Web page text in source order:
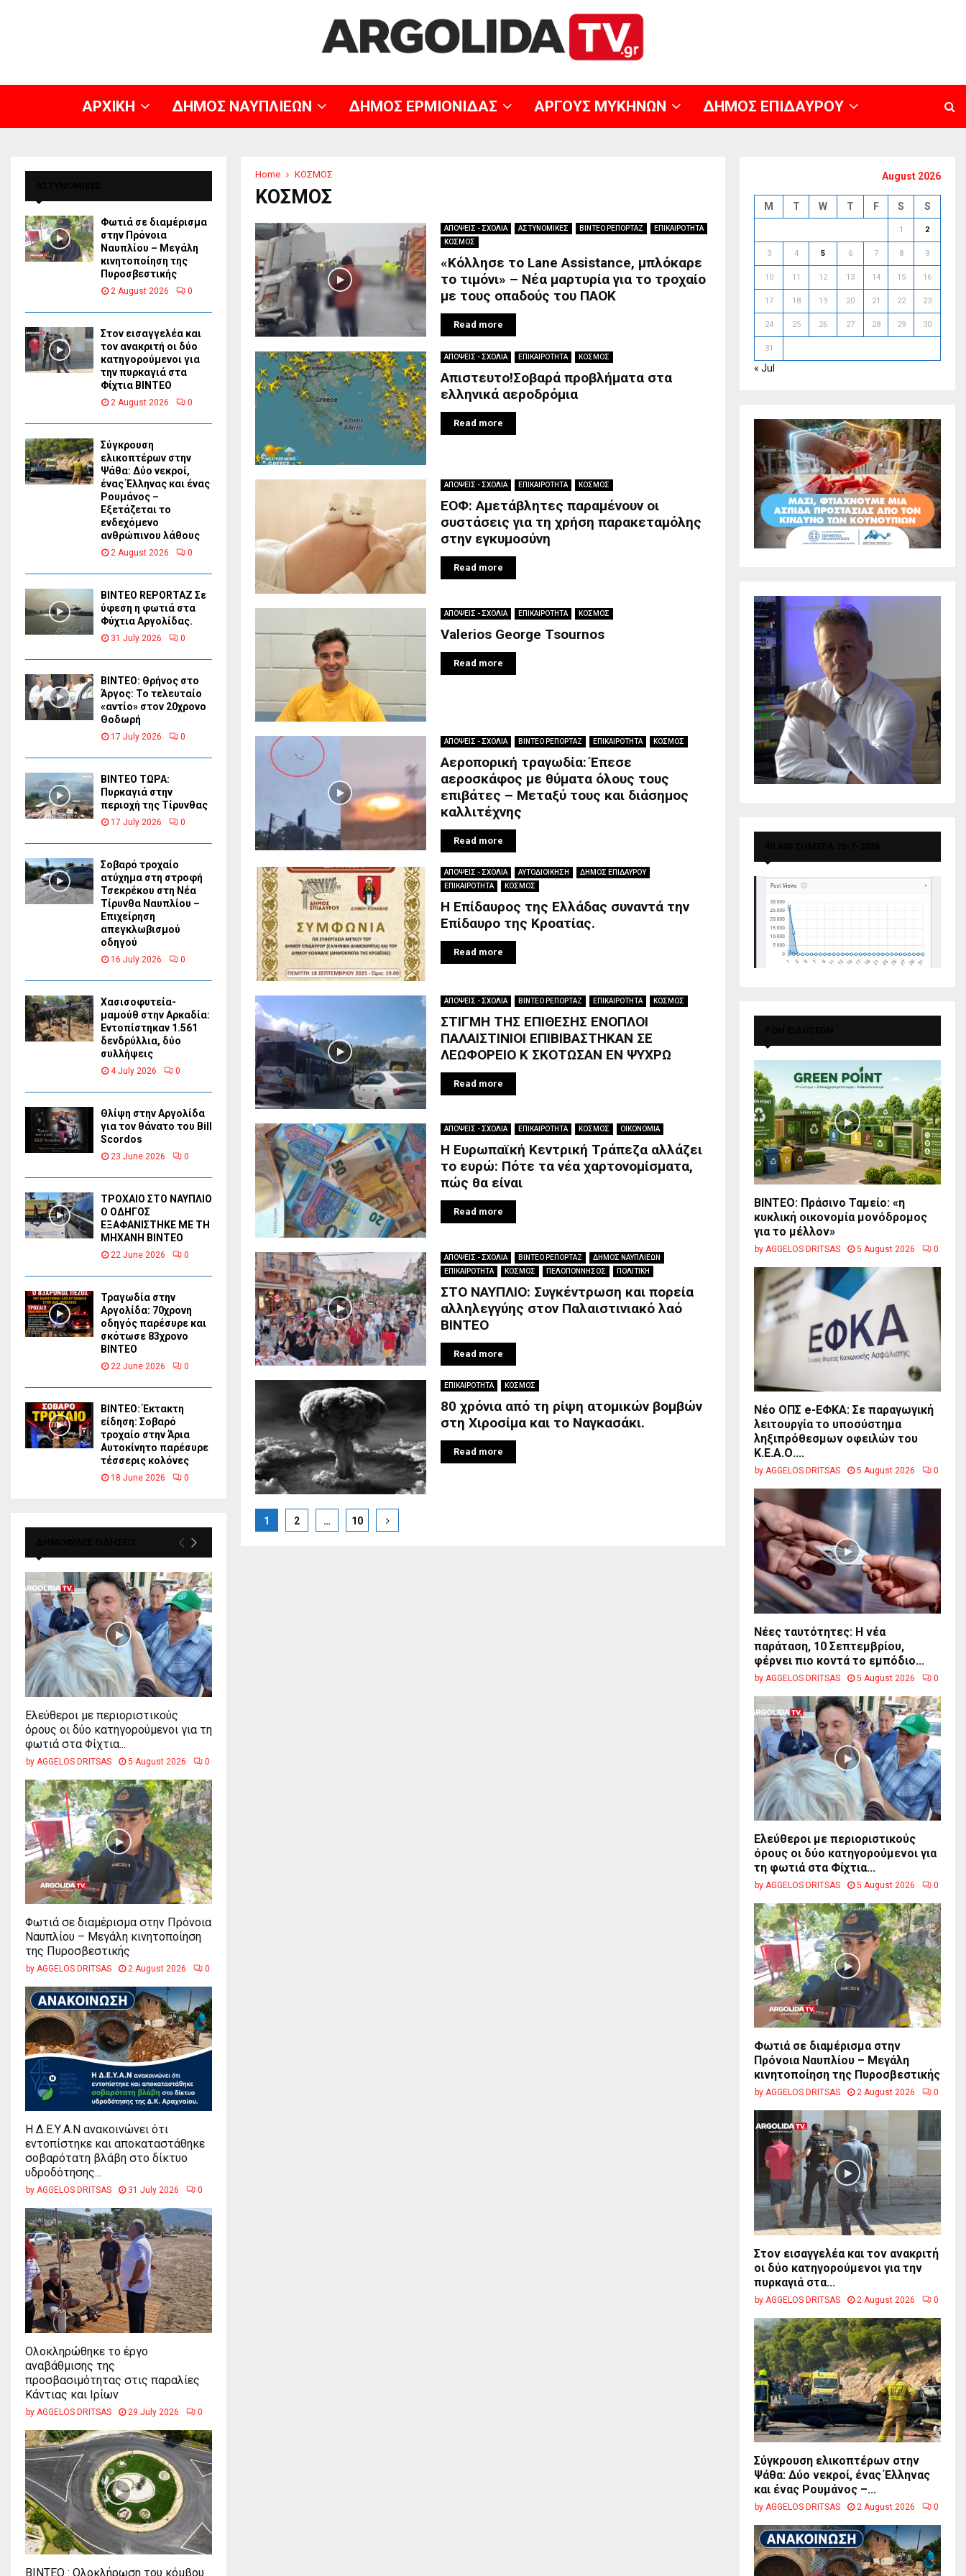
ΑΡΧΙΚΗ ΔΗΜΟΣ ΝΑΥΠΛΙΕΩΝ ΔΗΜΟΣ ΕΡΜΙΟΝΙΔΑΣ ΑΡΓΟΥΣ ΜΥΚΗΝΩΝ ΔΗΜΟΣ ΕΠΙΔΑΥΡΟΥ
Home ΚΟΣΜΟΣ
ΚΟΣΜΟΣ
ΑΠΟΨΕΙΣ - ΣΧΟΛΙΑ ΑΣΤΥΝΟΜΙΚΕΣ ΒΙΝΤΕΟ ΡΕΠΟΡΤΑΖ
ΕΠΙΚΑΙΡΟΤΗΤΑ
ΚΟΣΜΟΣ
«Κόλλησε το Lane Assistance, μπλόκαρε
το τιμόνι» – Νέα μαρτυρία για το τροχαίο
με τους οπαδούς του ΠΑΟΚ
Read more
ΑΠΟΨΕΙΣ - ΣΧΟΛΙΑ ΕΠΙΚΑΙΡΟΤΗΤΑ ΚΟΣΜΟΣ
Απιστευτο!Σοβαρά προβλήματα στα
ελληνικά αεροδρόμια
Read more
ΑΠΟΨΕΙΣ - ΣΧΟΛΙΑ ΕΠΙΚΑΙΡΟΤΗΤΑ ΚΟΣΜΟΣ
ΕΟΦ: Αμετάβλητες παραμένουν οι
συστάσεις για τη χρήση παρακεταμόλης
στην εγκυμοσύνη
Read more
ΑΠΟΨΕΙΣ - ΣΧΟΛΙΑ ΕΠΙΚΑΙΡΟΤΗΤΑ ΚΟΣΜΟΣ
Valerios George Tsournos
Read more
ΑΠΟΨΕΙΣ - ΣΧΟΛΙΑ ΒΙΝΤΕΟ ΡΕΠΟΡΤΑΖ ΕΠΙΚΑΙΡΟΤΗΤΑ ΚΟΣΜΟΣ
Αεροπορική τραγωδία: Έπεσε
αεροσκάφος με θύματα όλους τους
επιβάτες – Μεταξύ τους και διάσημος
καλλιτέχνης
Read more
ΑΠΟΨΕΙΣ - ΣΧΟΛΙΑ ΑΥΤΟΔΙΟΙΚΗΣΗ
ΔΗΜΟΣ ΕΠΙΔΑΥΡΟΥ
ΕΠΙΚΑΙΡΟΤΗΤΑ
ΚΟΣΜΟΣ
Η Επίδαυρος της Ελλάδας συναντά την
Επίδαυρο της Κροατίας.
Read more
ΑΠΟΨΕΙΣ - ΣΧΟΛΙΑ ΒΙΝΤΕΟ ΡΕΠΟΡΤΑΖ ΕΠΙΚΑΙΡΟΤΗΤΑ ΚΟΣΜΟΣ
ΣΤΙΓΜΗ ΤΗΣ ΕΠΙΘΕΣΗΣ ΕΝΟΠΛΟΙ
ΠΑΛΑΙΣΤΙΝΙΟΙ ΕΠΙΒΙΒΑΣΤΗΚΑΝ ΣΕ
ΛΕΩΦΟΡΕΙΟ Κ ΣΚΟΤΩΣΑΝ ΕΝ ΨΥΧΡΩ
Read more
ΑΠΟΨΕΙΣ - ΣΧΟΛΙΑ ΕΠΙΚΑΙΡΟΤΗΤΑ ΚΟΣΜΟΣ ΟΙΚΟΝΟΜΙΑ
Η Ευρωπαϊκή Κεντρική Τράπεζα αλλάζει
το ευρώ: Πότε τα νέα χαρτονομίσματα,
πώς θα είναι
Read more
ΑΠΟΨΕΙΣ - ΣΧΟΛΙΑ ΒΙΝΤΕΟ ΡΕΠΟΡΤΑΖ
ΔΗΜΟΣ ΝΑΥΠΛΙΕΩΝ
ΕΠΙΚΑΙΡΟΤΗΤΑ
ΚΟΣΜΟΣ ΠΕΛΟΠΟΝΝΗΣΟΣ ΠΟΛΙΤΙΚΗ
ΣΤΟ ΝΑΥΠΛΙΟ: Συγκέντρωση και πορεία
αλληλεγγύης στον Παλαιστινιακό λαό
BINTEO
Read more
ΕΠΙΚΑΙΡΟΤΗΤΑ ΚΟΣΜΟΣ
80 χρόνια από τη ρίψη ατομικών βομβών
στη Χιροσίμα και το Ναγκασάκι.
Read more
Posts
1 2 … 10
Φωτιά σε διαμέρισμα
στην Πρόνοια
Ναυπλίου – Μεγάλη
κινητοποίηση της
Πυροσβεστικής
2 August 2026 0
Στον εισαγγελέα και
τον ανακριτή οι δύο
κατηγορούμενοι για
την πυρκαγιά στα
Φίχτια ΒΙΝΤΕΟ
2 August 2026 0
Σύγκρουση
ελικοπτέρων στην
Ψάθα: Δύο νεκροί,
ένας Έλληνας και ένας
Ρουμάνος –
Εξετάζεται το
ενδεχόμενο
ανθρώπινου λάθους
2 August 2026 0
BINTEO REPORTAZ Σε
ύφεση η φωτιά στα
Φύχτια Αργολίδας.
31 July 2026 0
ΒΙΝΤΕΟ: Θρήνος στο
Άργος: Το τελευταίο
«αντίο» στον 20χρονο
Θοδωρή
17 July 2026 0
ΒΙΝΤΕΟ ΤΩΡΑ:
Πυρκαγιά στην
περιοχή της Τίρυνθας
17 July 2026 0
Σοβαρό τροχαίο
ατύχημα στη στροφή
Τσεκρέκου στη Νέα
Τίρυνθα Ναυπλίου –
Επιχείρηση
απεγκλωβισμού
οδηγού
16 July 2026 0
Χασισοφυτεία-
μαμούθ στην Αρκαδία:
Εντοπίστηκαν 1.561
δενδρύλλια, δύο
συλλήψεις
4 July 2026 0
Θλίψη στην Αργολίδα
για τον θάνατο του Bill
Scordos
23 June 2026 0
ΤΡΟΧΑΙΟ ΣΤΟ ΝΑΥΠΛΙΟ
Ο ΟΔΗΓΟΣ
ΕΞΑΦΑΝΙΣΤΗΚΕ ΜΕ ΤΗ
ΜΗΧΑΝΗ ΒΙΝΤΕΟ
22 June 2026 0
Τραγωδία στην
Αργολίδα: 70χρονη
οδηγός παρέσυρε και
σκότωσε 83χρονο
ΒΙΝΤΕΟ
22 June 2026 0
ΒΙΝΤΕΟ: Έκτακτη
είδηση: Σοβαρό
τροχαίο στην Άρια
Αυτοκίνητο παρέσυρε
τέσσερις κολόνες
18 June 2026 0
Ελεύθεροι με περιοριστικούς
όρους οι δύο κατηγορούμενοι για τη
φωτιά στα Φίχτια...
by AGGELOS DRITSAS 5 August 2026 0
Φωτιά σε διαμέρισμα στην Πρόνοια
Ναυπλίου – Μεγάλη κινητοποίηση
της Πυροσβεστικής
by AGGELOS DRITSAS 2 August 2026 0
Η Δ.Ε.Υ.Α.Ν ανακοινώνει ότι
εντοπίστηκε και αποκαταστάθηκε
σοβαρότατη βλάβη στο δίκτυο
υδροδότησης...
by AGGELOS DRITSAS 31 July 2026 0
Ολοκληρώθηκε το έργο
αναβάθμισης της
προσβασιμότητας στις παραλίες
Κάντιας και Ιρίων
by AGGELOS DRITSAS 29 July 2026 0
ΒΙΝΤΕΟ : Ολοκλήρωση του κόμβου
August 2026
M T W T F S S
1 2
3 4 5 6 7 8 9
10 11 12 13 14 15 16
17 18 19 20 21 22 23
24 25 26 27 28 29 30
31
« Jul
BINTEO: Πράσινο Ταμείο: «η
κυκλική οικονομία μονόδρομος
για το μέλλον»
by AGGELOS DRITSAS 5 August 2026 0
Νέο ΟΠΣ e-ΕΦΚΑ: Σε παραγωγική
λειτουργία το υποσύστημα
ληξιπρόθεσμων οφειλών του
Κ.Ε.Α.Ο....
by AGGELOS DRITSAS 5 August 2026 0
Νέες ταυτότητες: Η νέα
παράταση, 10 Σεπτεμβρίου,
φέρνει πιο κοντά το εμπόδιο...
by AGGELOS DRITSAS 5 August 2026 0
Ελεύθεροι με περιοριστικούς
όρους οι δύο κατηγορούμενοι για
τη φωτιά στα Φίχτια...
by AGGELOS DRITSAS 5 August 2026 0
Φωτιά σε διαμέρισμα στην
Πρόνοια Ναυπλίου – Μεγάλη
κινητοποίηση της Πυροσβεστικής
by AGGELOS DRITSAS 2 August 2026 0
Στον εισαγγελέα και τον ανακριτή
οι δύο κατηγορούμενοι για την
πυρκαγιά στα...
by AGGELOS DRITSAS 2 August 2026 0
Σύγκρουση ελικοπτέρων στην
Ψάθα: Δύο νεκροί, ένας Έλληνας
και ένας Ρουμάνος –...
by AGGELOS DRITSAS 2 August 2026 0